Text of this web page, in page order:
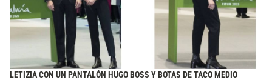
LETIZIA CON UN PANTALÓN HUGO BOSS Y BOTAS DE TACO MEDIO